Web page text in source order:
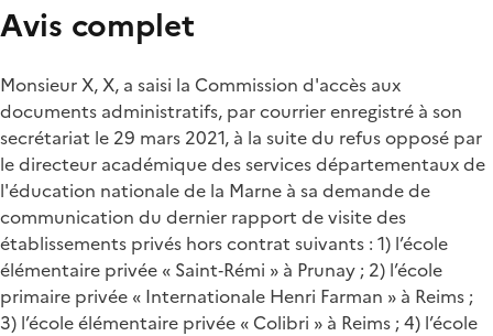
Avis complet
Monsieur X, X, a saisi la Commission d'accès aux
documents administratifs, par courrier enregistré à son
secrétariat le 29 mars 2021, à la suite du refus opposé par
le directeur académique des services départementaux de
l'éducation nationale de la Marne à sa demande de
communication du dernier rapport de visite des
établissements privés hors contrat suivants : 1) l’école
élémentaire privée « Saint‐Rémi » à Prunay ; 2) l’école
primaire privée « Internationale Henri Farman » à Reims ;
3) l’école élémentaire privée « Colibri » à Reims ; 4) l’école